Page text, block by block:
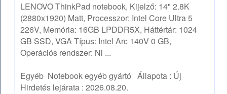
LENOVO ThinkPad notebook, Kijelző: 14" 2.8K
(2880x1920) Matt, Processzor: Intel Core Ultra 5
226V, Memória: 16GB LPDDR5X, Háttértár: 1024
GB SSD, VGA Típus: Intel Arc 140V 0 GB,
Operációs rendszer: Ni ...
Egyéb Notebook egyéb gyártó Állapota : Új
Hirdetés lejárata :2026.08.20.